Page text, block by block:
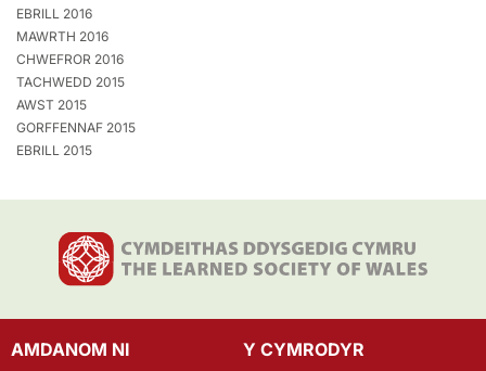
EBRILL 2016
MAWRTH 2016
CHWEFROR 2016
TACHWEDD 2015
AWST 2015
GORFFENNAF 2015
EBRILL 2015
AMDANOM NI Y CYMRODYR